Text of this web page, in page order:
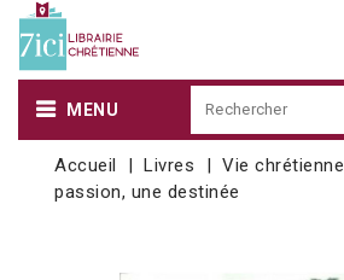
MENU
Accueil Livres Vie chrétienne
passion, une destinée